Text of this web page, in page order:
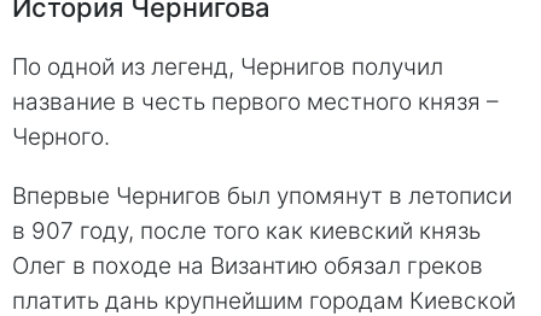
История Чернигова
По одной из легенд, Чернигов получил
название в честь первого местного князя –
Черного.
Впервые Чернигов был упомянут в летописи
в 907 году, после того как киевский князь
Олег в походе на Византию обязал греков
платить дань крупнейшим городам Киевской